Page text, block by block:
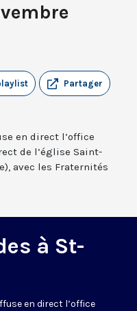
Partager
en direct l’office
de l’église Saint-
avec les Fraternités
à St-
en direct l’office